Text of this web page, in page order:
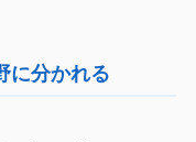
に分かれる